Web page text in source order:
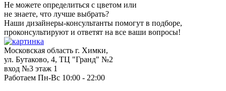
Не можете определиться с цветом или
не знаете, что лучше выбрать?
Наши дизайнеры-консультанты помогут в подборе,
проконсультируют и ответят на все ваши вопросы!
Московская область г. Химки,
ул. Бутаково, 4, ТЦ "Гранд" №2
вход №3 этаж 1
Работаем Пн-Вс 10:00 - 22:00